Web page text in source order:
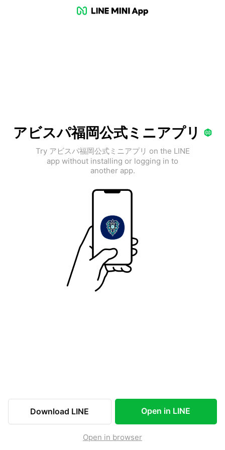
アビスパ福岡公式ミニアプリ
Try アビスパ福岡公式ミニアプリ on the LINE
app without installing or logging in to
another app.
Download LINE Open in LINE
Open in browser